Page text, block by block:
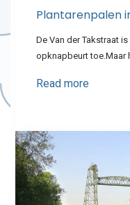
Plantarenpalen
De Van der Takstraat
opknapbeurt toe.Maar
Read more